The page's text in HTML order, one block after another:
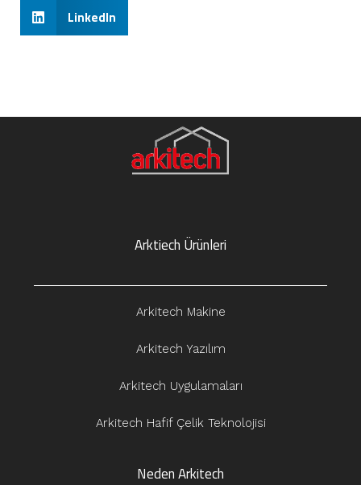
LinkedIn
Arktiech Ürünleri
Arkitech Makine
Arkitech Yazılım
Arkitech Uygulamaları
Arkitech Hafif Çelik Teknolojisi
Neden Arkitech